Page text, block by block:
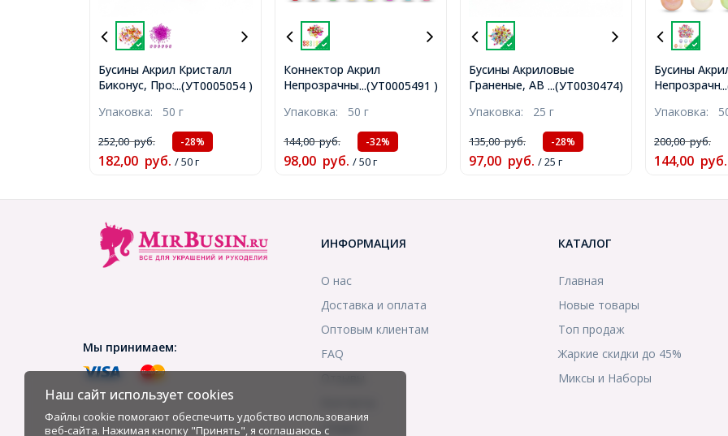
...(УТ0005054 )
Бусины Акрил Кристалл
Биконус, Прозрачные
Цвет: Микс, Размер: 6мм,
Отверстие 1мм, около
430шт/50г, (УТ0005054)
Упаковка: 50 г
252,00руб. -28%
182,00 руб. / 50 г
...(УТ0005491 )
Коннектор Акрил
Непрозрачный, 4
Бесконечность, Микс,
10х20х4мм, Отверстие
2мм, Около 80шт/50г,
(УТ0005491)
Упаковка: 50 г
144,00руб. -32%
98,00 руб. / 50 г
...(УТ0030474)
Бусины Акриловые
Граненые, АВ цвет,
Размер: 5.5мм, Отверстие
1мм, около 445шт/25г,
(УТ0030474)
Упаковка: 25 г
135,00руб. -28%
97,00 руб. / 25 г
Бусины
1.5мм,
Упаковка:
200,00руб.
144,00 руб.
Мы принимаем:
ИНФОРМАЦИЯ
О нас
Доставка и оплата
Оптовым клиентам
FAQ
Скидки
КАТАЛОГ
Главная
Новые товары
Топ продаж
Жаркие скидки до 45%
Миксы и Наборы
Наш сайт использует cookies
Файлы cookie помогают обеспечить удобство использования
веб-сайта. Нажимая кнопку "Принять", я соглашаюсь с